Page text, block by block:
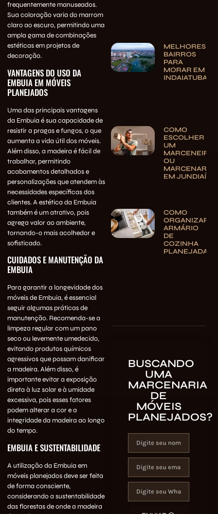
frequentemente manuseados.
Sua coloração varia do marrom
claro ao escuro, permitindo uma
ampla gama de combinações
estéticas em projetos de
decoração.
VANTAGENS DO USO DA
EMBUIA EM MÓVEIS
PLANEJADOS
Uma das principais vantagens
da Embuia é sua capacidade de
resistir a pragas e fungos, o que
aumenta a vida útil dos móveis.
Além disso, a madeira é fácil de
trabalhar, permitindo
acabamentos detalhados e
personalizações que atendem às
necessidades específicas dos
clientes. A estética da Embuia
também é um atrativo, pois
agrega valor ao ambiente,
tornando-o mais acolhedor e
sofisticado.
CUIDADOS E MANUTENÇÃO DA
EMBUIA
Para garantir a longevidade dos
móveis de Embuia, é essencial
seguir algumas práticas de
manutenção. Recomenda-se a
limpeza regular com um pano
seco ou levemente umedecido,
evitando produtos químicos
agressivos que possam danificar
a madeira. Além disso, é
importante evitar a exposição
direta à luz solar e à umidade
excessiva, pois esses fatores
podem alterar a cor e a
integridade da madeira ao longo
do tempo.
EMBUIA E SUSTENTABILIDADE
A utilização da Embuia em
móveis planejados deve ser feita
de forma consciente,
considerando a sustentabilidade
das florestas de onde a madeira
MELHORES
BAIRROS
PARA
MORAR EM
INDAIATUBA
COMO
ESCOLHER
UM
MARCENEIRO
OU
MARCENARIA
EM JUNDIAÍ
COMO
ORGANIZAR
ARMÁRIO
DE
COZINHA
PLANEJADA
BUSCANDO
UMA
MARCENARIA
DE
MÓVEIS
PLANEJADOS?